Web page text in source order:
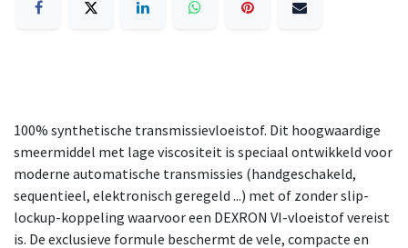
100% synthetische transmissievloeistof. Dit hoogwaardige
smeermiddel met lage viscositeit is speciaal ontwikkeld voor
moderne automatische transmissies (handgeschakeld,
sequentieel, elektronisch geregeld ...) met of zonder slip-
lockup-koppeling waarvoor een DEXRON VI-vloeistof vereist
is. De exclusieve formule beschermt de vele, compacte en